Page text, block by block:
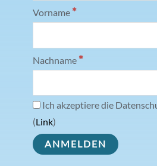
Vorname *
Nachname *
Ich akzeptiere die
(Link)